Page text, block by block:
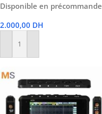
Disponible en précommande
2.000,00 DH
Ajouter Au Panier